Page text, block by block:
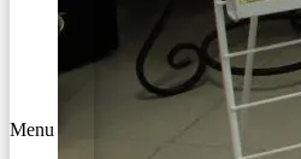
Menu